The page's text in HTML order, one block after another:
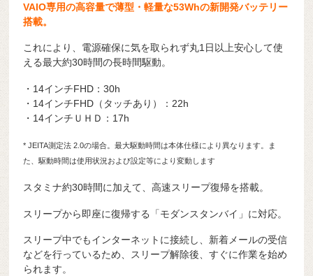
VAIO専用の高容量で薄型・軽量な53Whの新開発バッテリー
搭載。
これにより、電源確保に気を取られず丸1日以上安心して使
える最大約30時間の長時間駆動。
・14インチFHD：30h
・14インチFHD（タッチあり）：22h
・14インチＵＨＤ：17h
* JEITA測定法 2.0の場合。最大駆動時間は本体仕様により異なります。ま
た、駆動時間は使用状況および設定等により変動します
スタミナ約30時間に加えて、高速スリープ復帰を搭載。
スリープから即座に復帰する「モダンスタンバイ」に対応。
スリープ中でもインターネットに接続し、新着メールの受信
などを行っているため、スリープ解除後、すぐに作業を始め
られます。